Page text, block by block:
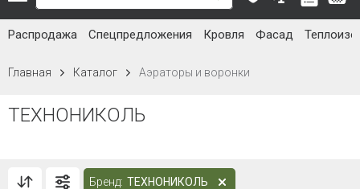
Распродажа Спецпредложения Кровля Фасад
Главная Каталог Аэраторы и воронки
ТЕХНОНИКОЛЬ
Бренд: ТЕХНОНИКОЛЬ